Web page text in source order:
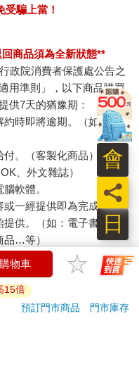
騙上當！
商品須為全新狀態**
政院消費者保護處公告之
用準則」，以下商品購買
供7天的猶豫期：
時即將逾期。（如：生
。（客製化商品）
、外文雜誌）
軟體。
一經提供即為完成之線
提供。（如：電子書、電
品…等）
：內衣褲、刮鬍刀、除毛
的猶豫期（含例假
無法接受單獨退貨）必須
日
員
會